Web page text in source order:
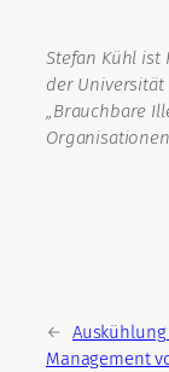
Stefan Kühl ist
der Universität
„Brauchbare
←
Management